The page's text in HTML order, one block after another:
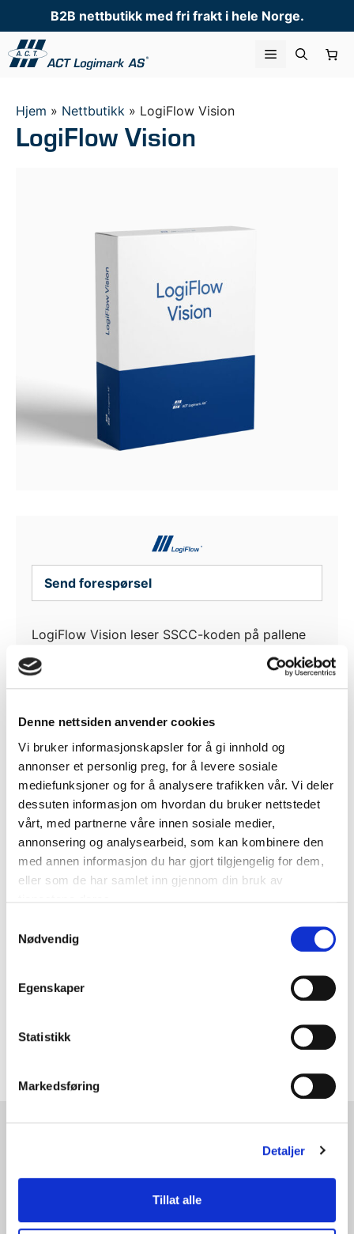
Denne nettsiden anvender cookies
Vi bruker informasjonskapsler for å gi innhold og
annonser et personlig preg, for å levere sosiale
mediefunksjoner og for å analysere trafikken vår. Vi deler
dessuten informasjon om hvordan du bruker nettstedet
vårt, med partnerne våre innen sosiale medier,
annonsering og analysearbeid, som kan kombinere den
med annen informasjon du har gjort tilgjengelig for dem,
eller som de har samlet inn gjennom din bruk av
Nødvendig
Egenskaper
Statistikk
Markedsføring
Detaljer
Tillat alle
til
innhold
B2B nettbutikk med fri frakt i hele Norge.
Meny
Hjem » Nettbutikk » LogiFlow Vision
LogiFlow Vision
Send forespørsel
LogiFlow Vision leser SSCC-koden på pallene
informasjonen.
pallen, og dere kan enkelt hente dokumentasjon
ved reklamasjon.
Produktnummer:F-500001
Kategori:LogiFlow Vision
Merke:LogiFlow
Annen informasjon
+47 63 94 61 00
Hovedkontor